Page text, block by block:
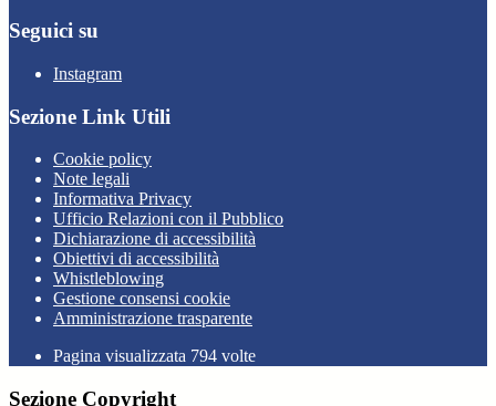
Seguici su
Instagram
Sezione Link Utili
Cookie policy
Note legali
Informativa Privacy
Ufficio Relazioni con il Pubblico
Dichiarazione di accessibilità
Obiettivi di accessibilità
Whistleblowing
Gestione consensi cookie
Amministrazione trasparente
Pagina visualizzata 794 volte
Sezione Copyright